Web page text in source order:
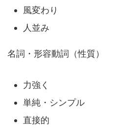
風変わり
人並み
名詞・形容動詞（性質）
力強く
単純・シンプル
直接的